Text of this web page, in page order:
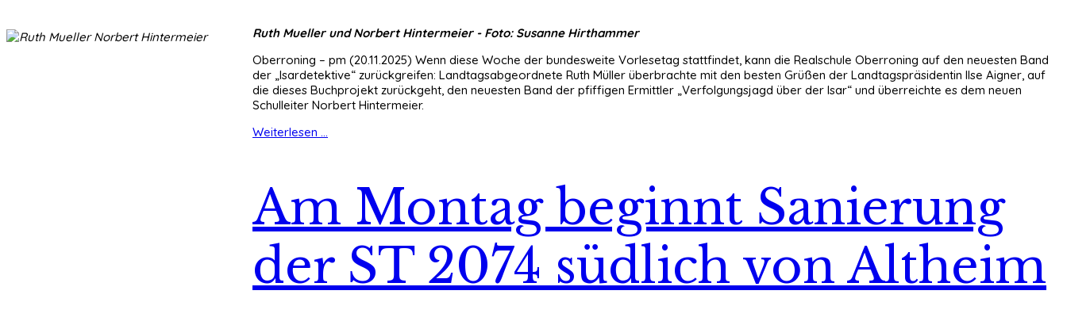
Ruth Mueller und Norbert Hintermeier - Foto: Susanne Hirthammer
Oberroning – pm (20.11.2025) Wenn diese Woche der bundesweite Vorlesetag stattfindet, kann die Realschule Oberroning auf den neuesten Band
der „Isardetektive“ zurückgreifen: Landtagsabgeordnete Ruth Müller überbrachte mit den besten Grüßen der Landtagspräsidentin Ilse Aigner, auf
die dieses Buchprojekt zurückgeht, den neuesten Band der pfiffigen Ermittler „Verfolgungsjagd über der Isar“ und überreichte es dem neuen
Schulleiter Norbert Hintermeier.
Weiterlesen ...
Am Montag beginnt Sanierung
der ST 2074 südlich von Altheim